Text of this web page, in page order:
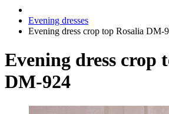
Evening dresses
Evening dress crop top Rosalia DM-
Evening dress crop
DM-924